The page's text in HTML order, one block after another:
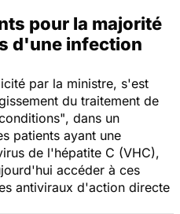
pour la majorité
d'une infection
par la ministre, s'est
du traitement de
, dans un
patients ayant une
de l'hépatite C (VHC),
accéder à ces
antiviraux d'action directe